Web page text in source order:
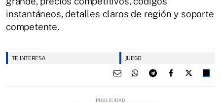
instantáneos, detalles claros de región y soporte
competente.
TE INTERESA JUEGO